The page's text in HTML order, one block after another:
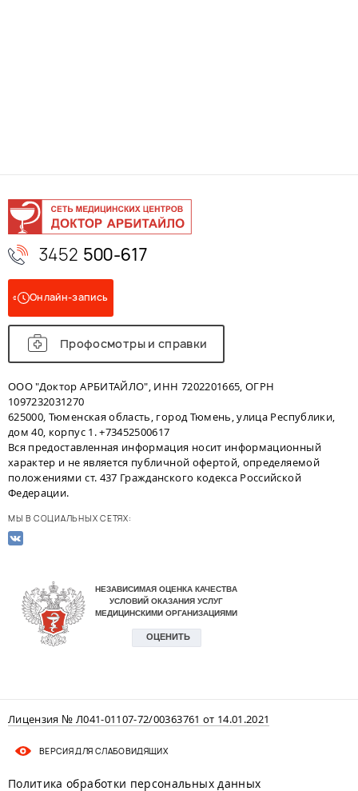
3452 500-617
Онлайн-запись
Профосмотры и справки
ООО "Доктор АРБИТАЙЛО", ИНН 7202201665, ОГРН
1097232031270
625000, Тюменская область, город Тюмень, улица Республики,
дом 40, корпус 1. +73452500617
Вся предоставленная информация носит информационный
характер и не является публичной офертой, определяемой
положениями ст. 437 Гражданского кодекса Российской
Федерации.
МЫ В СОЦИАЛЬНЫХ СЕТЯХ:
Лицензия № Л041-01107-72/00363761 от 14.01.2021
ВЕРСИЯ ДЛЯ СЛАБОВИДЯЩИХ
Политика обработки персональных данных